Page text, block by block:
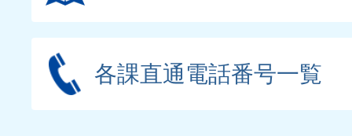
各課直通電話番号一覧